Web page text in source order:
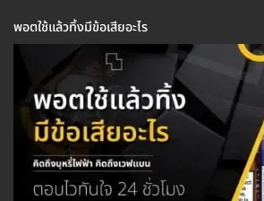
พอตใช้แล้วทิ้งมีข้อเสียอะไร